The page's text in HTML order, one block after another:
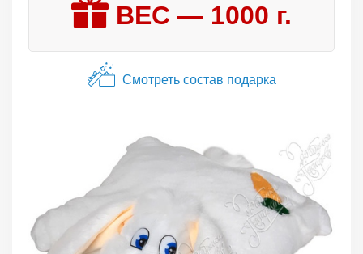
ВЕС — 1000 г.
Смотреть состав подарка